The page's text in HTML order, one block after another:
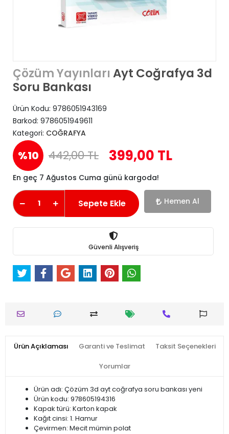
Çözüm Yayınları Ayt Coğrafya 3d
Soru Bankası
Ürün Kodu: 9786051943169
Barkod: 9786051949611
Kategori: COĞRAFYA
%10 442,00 TL 399,00 TL
En geç 7 Ağustos Cuma günü kargoda!
Sepete Ekle Hemen Al
Güvenli Alışveriş
Ürün Açıklaması Garanti ve Teslimat Taksit Seçenekleri
Yorumlar
Ürün adı: Çözüm 3d ayt coğrafya soru bankası yeni
Ürün kodu: 978605194316
Kapak türü: Karton kapak
Kağıt cinsi: 1. Hamur
Çevirmen: Mecit mümin polat